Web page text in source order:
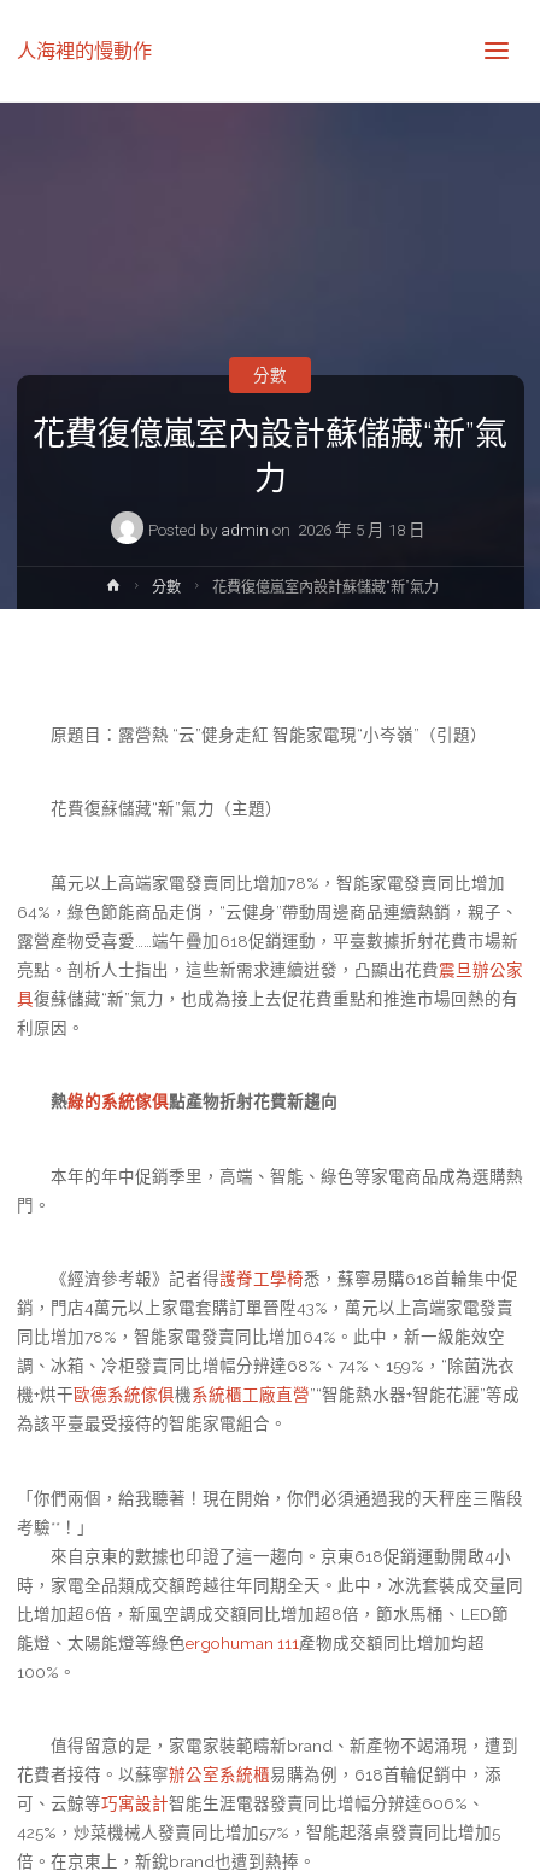
人海裡的慢動作
花費復億嵐室內設計蘇儲藏“新”氣
力
Posted by admin on 2026 年 5 月 18 日
分數
Home分數 花費復億嵐室內設計蘇儲藏“新”氣力
原題目：露營熱 “云”健身走紅 智能家電現“小岑嶺”（引題）
花費復蘇儲藏“新”氣力（主題）
萬元以上高端家電發賣同比增加78%，智能家電發賣同比增加
64%，綠色節能商品走俏，“云健身”帶動周邊商品連續熱銷，親子、
露營產物受喜愛……端午疊加618促銷運動，平臺數據折射花費市場新
亮點。剖析人士指出，這些新需求連續迸發，凸顯出花費震旦辦公家
具復蘇儲藏“新”氣力，也成為接上去促花費重點和推進市場回熱的有
利原因。
熱綠的系統傢俱點產物折射花費新趨向
本年的年中促銷季里，高端、智能、綠色等家電商品成為選購熱
門。
《經濟參考報》記者得護脊工學椅悉，蘇寧易購618首輪集中促
銷，門店4萬元以上家電套購訂單晉陞43%，萬元以上高端家電發賣
同比增加78%，智能家電發賣同比增加64%。此中，新一級能效空
調、冰箱、冷柜發賣同比增幅分辨達68%、74%、159%，“除菌洗衣
機+烘干歐德系統傢俱機系統櫃工廠直營”“智能熱水器+智能花灑”等成
為該平臺最受接待的智能家電組合。
「你們兩個，給我聽著！現在開始，你們必須通過我的天秤座三階段
考驗**！」
來自京東的數據也印證了這一趨向。京東618促銷運動開啟4小
時，家電全品類成交額跨越往年同期全天。此中，冰洗套裝成交量同
比增加超6倍，新風空調成交額同比增加超8倍，節水馬桶、LED節
能燈、太陽能燈等綠色ergohuman 111產物成交額同比增加均超
100%。
值得留意的是，家電家裝範疇新brand、新產物不竭涌現，遭到
花費者接待。以蘇寧辦公室系統櫃易購為例，618首輪促銷中，添
可、云鯨等巧寓設計智能生涯電器發賣同比增幅分辨達606%、
425%，炒菜機械人發賣同比增加57%，智能起落桌發賣同比增加5
倍。在京東上，新銳brand也遭到熱捧。